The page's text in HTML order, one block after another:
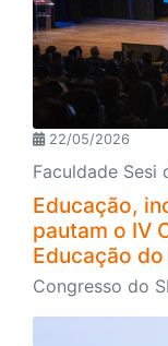
22/05/2026
Faculdade Sesi
Educação,
pautam o IV
Educação do